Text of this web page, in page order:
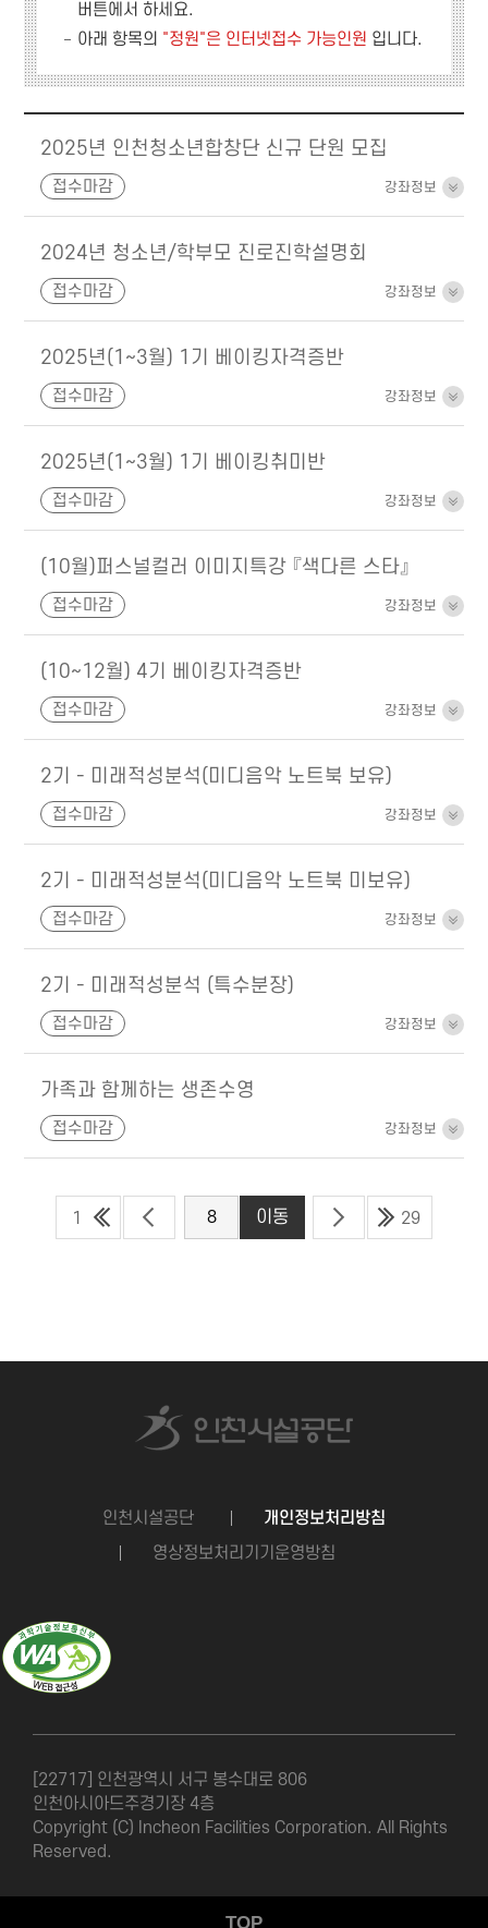
버튼에서 하세요.
아래 항목의 "정원"은 인터넷접수 가능인원 입니다.
2025년 인천청소년합창단 신규 단원 모집
접수마감 강좌정보
2024년 청소년/학부모 진로진학설명회
접수마감 강좌정보
2025년(1~3월) 1기 베이킹자격증반
접수마감 강좌정보
2025년(1~3월) 1기 베이킹취미반
접수마감 강좌정보
(10월)퍼스널컬러 이미지특강 『색다른 스타』
접수마감 강좌정보
(10~12월) 4기 베이킹자격증반
접수마감 강좌정보
2기 - 미래적성분석(미디음악 노트북 보유)
접수마감 강좌정보
2기 - 미래적성분석(미디음악 노트북 미보유)
접수마감 강좌정보
2기 - 미래적성분석 (특수분장)
접수마감 강좌정보
가족과 함께하는 생존수영
접수마감 강좌정보
1 29
인천시설공단
개인정보처리방침
영상정보처리기기운영방침
TOP
[22717] 인천광역시 서구 봉수대로 806
인천아시아드주경기장 4층
Copyright (C) Incheon Facilities Corporation. All Rights
Reserved.